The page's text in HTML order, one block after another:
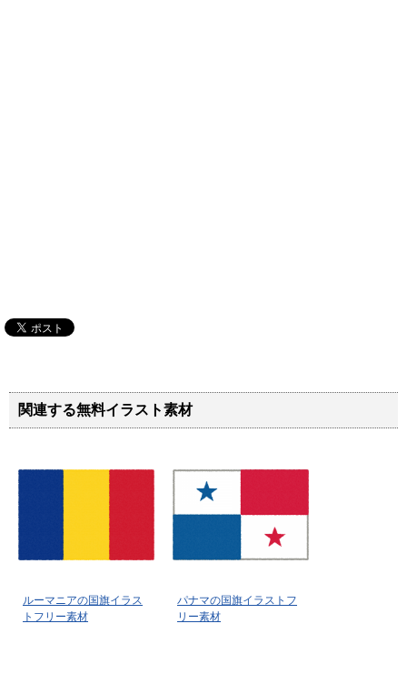
関連する無料イラスト素材
ルーマニアの国旗イラス
トフリー素材
パナマの国旗イラストフ
リー素材